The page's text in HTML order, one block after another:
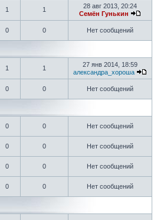
1 1
28 авг 2013, 20:24
Семён Гунькин
0 0 Нет сообщений
1 1
27 янв 2014, 18:59
александра_хороша
0 0 Нет сообщений
0 0 Нет сообщений
0 0 Нет сообщений
0 0 Нет сообщений
0 0 Нет сообщений